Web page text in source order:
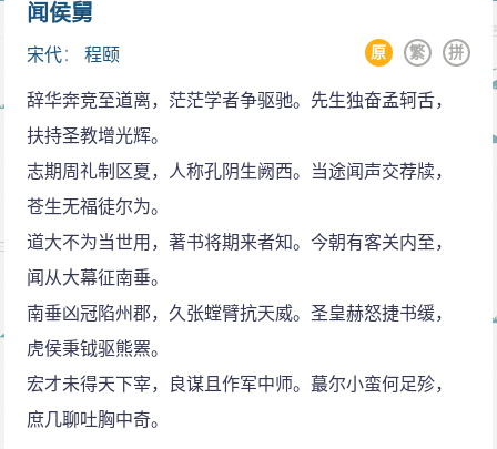
闻侯舅
宋代：程颐 拼
繁
原
辞华奔竞至道离，茫茫学者争驱驰。先生独奋孟轲舌，
扶持圣教增光辉。
志期周礼制区夏，人称孔阴生阙西。当途闻声交荐牍，
苍生无福徒尔为。
道大不为当世用，著书将期来者知。今朝有客关内至，
闻从大幕征南垂。
南垂凶冠陷州郡，久张螳臂抗天威。圣皇赫怒捷书缓，
虎侯秉钺驱熊罴。
宏才未得天下宰，良谋且作军中师。蕞尔小蛮何足殄，
庶几聊吐胸中奇。